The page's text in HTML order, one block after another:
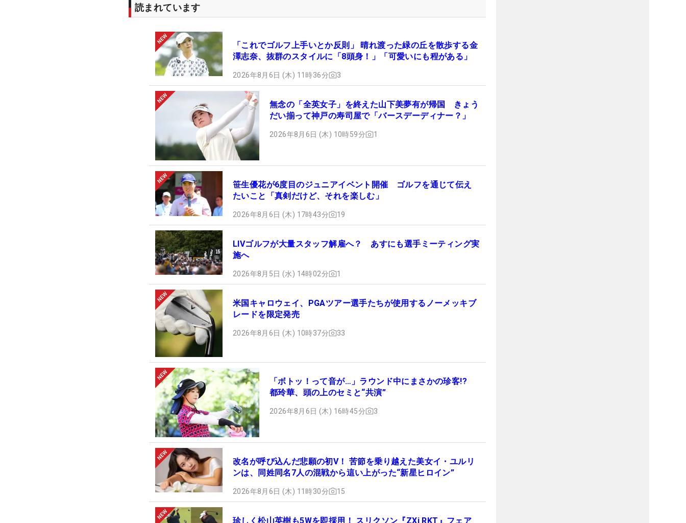
読まれています
「これでゴルフ上手いとか反則」 晴れ渡った緑の丘を散歩する金
澤志奈、抜群のスタイルに「8頭身！」「可愛いにも程がある」
2026年8月6日 (木) 11時36分 3
無念の「全英女子」を終えた山下美夢有が帰国 きょう
だい揃って神戸の寿司屋で「バースデーディナー？」
2026年8月6日 (木) 10時59分 1
笹生優花が6度目のジュニアイベント開催 ゴルフを通じて伝え
たいこと「真剣だけど、それを楽しむ」
2026年8月6日 (木) 17時43分 19
LIVゴルフが大量スタッフ解雇へ？ あすにも選手ミーティング実
施へ
2026年8月5日 (水) 14時02分 1
米国キャロウェイ、PGAツアー選手たちが使用するノーメッキブ
レードを限定発売
2026年8月6日 (木) 10時37分 33
「ボトッ！って音が…」ラウンド中にまさかの珍客!?
都玲華、頭の上のセミと“共演”
2026年8月6日 (木) 16時45分 3
改名が呼び込んだ悲願の初V！ 苦節を乗り越えた美女イ・ユルリ
ンは、同姓同名7人の混戦から這い上がった“新星ヒロイン”
2026年8月6日 (木) 11時30分 15
珍しく松山英樹も5Wを即採用！ スリクソン『ZXi RKT』フェア